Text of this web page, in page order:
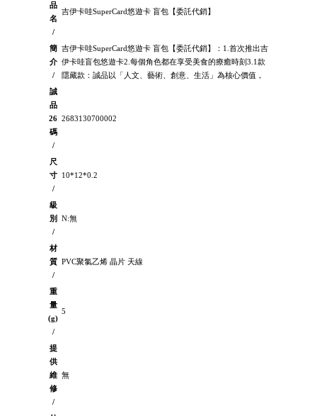
品
名
/
吉伊卡哇SuperCard悠遊卡 盲包【委託代銷】
簡
介
/
吉伊卡哇SuperCard悠遊卡 盲包【委託代銷】：1.首次推出吉
伊卡哇盲包悠遊卡2.每個角色都在享受美食的療癒時刻3.1款
隱藏款：誠品以「人文、藝術、創意、生活」為核心價值，
誠
品
26
碼
/
2683130700002
尺
寸
/
10*12*0.2
級
別
/
N:無
材
質
/
PVC聚氯乙烯 晶片 天線
重
量
(g)
/
5
提
供
維
修
/
無